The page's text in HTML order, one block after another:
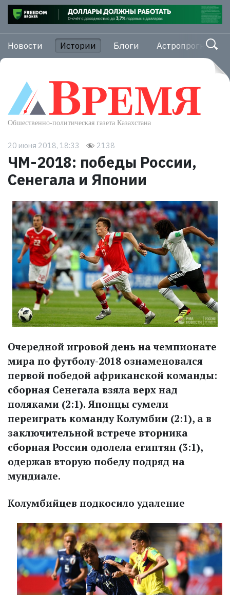
Новости Истории Блоги Астропрогноз
20 июня 2018, 18:33 2138
ЧМ-2018: победы России,
Сенегала и Японии
Очередной игровой день на чемпионате
мира по футболу-2018 ознаменовался
первой победой африканской команды:
сборная Сенегала взяла верх над
поляками (2:1). Японцы сумели
переиграть команду Колумбии (2:1), а в
заключительной встрече вторника
сборная России одолела египтян (3:1),
одержав вторую победу подряд на
мундиале.
Колумбийцев подкосило удаление